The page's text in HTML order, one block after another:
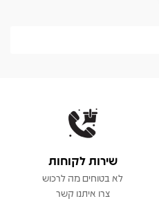
שירות לקוחות
לא בטוחים מה לרכוש
צרו איתנו קשר